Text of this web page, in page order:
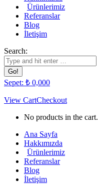
Ürünlerimiz
Referanslar
Blog
İletişim
Search:
Sepet: ₺ 0,000
View CartCheckout
No products in the cart.
Ana Sayfa
Hakkımızda
Ürünlerimiz
Referanslar
Blog
İletişim